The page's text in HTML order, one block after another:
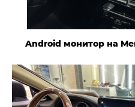
Android монитор на